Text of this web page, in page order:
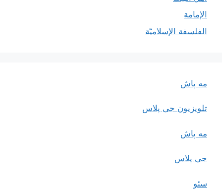
الإمامة
الفلسفة الإسلاميّة
مه پاش
تلویزیون جی پلاس
مه پاش
جی پلاس
سئو